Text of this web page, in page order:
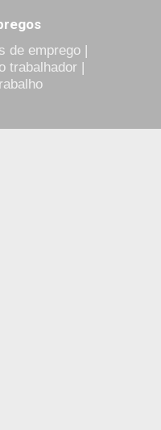
o conteúdo principal
de emprego |
trabalhador |